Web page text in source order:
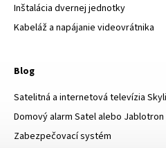
Inštalácia dvernej jednotky
Kabeláž a napájanie videovrátnika
Blog
Satelitná a internetová televízia
Domový alarm Satel alebo Jablotron
Zabezpečovací systém